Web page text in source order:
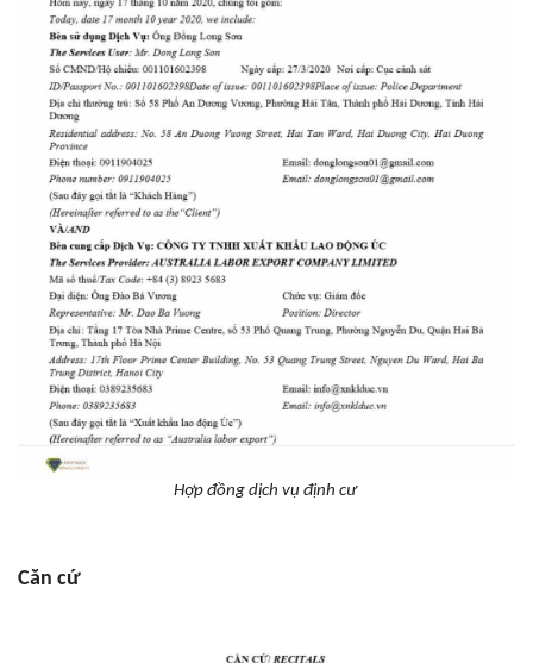
Hợp đồng dịch vụ định cư
Căn cứ